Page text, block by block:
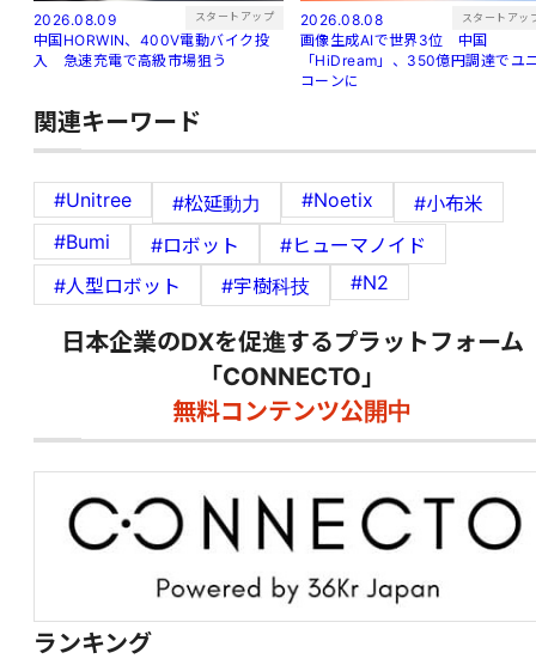
2026.08.09 スタートアップ
中国HORWIN、400V電動バイク投
入 急速充電で高級市場狙う
2026.08.08 スタートアッ
画像生成AIで世界3位 中国
「HiDream」、350億円調達でユ
コーンに
関連キーワード
#Unitree #松延動力 #Noetix
#小布米
#Bumi
#ロボット
#ヒューマノイド
#人型ロボット
#宇樹科技 #N2
日本企業のDXを促進するプラットフォーム
「CONNECTO」
無料コンテンツ公開中
ランキング